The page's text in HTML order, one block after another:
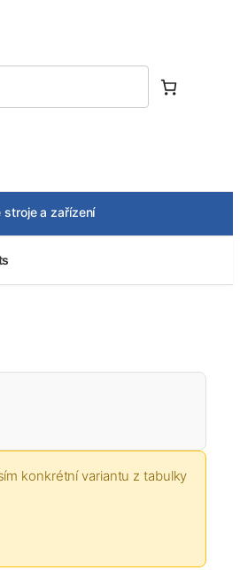
stroje a zařízení
konkrétní variantu z tabulky